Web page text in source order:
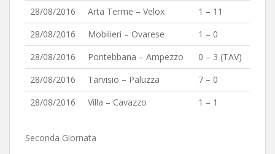
28/08/2016
Arta Terme – Velox
1 – 11
28/08/2016
Mobilieri – Ovarese
1 – 0
28/08/2016
Pontebbana – Ampezzo
0 – 3 (TAV)
28/08/2016
Tarvisio – Paluzza
7 – 0
28/08/2016
Villa – Cavazzo 1 – 1
Seconda Giornata